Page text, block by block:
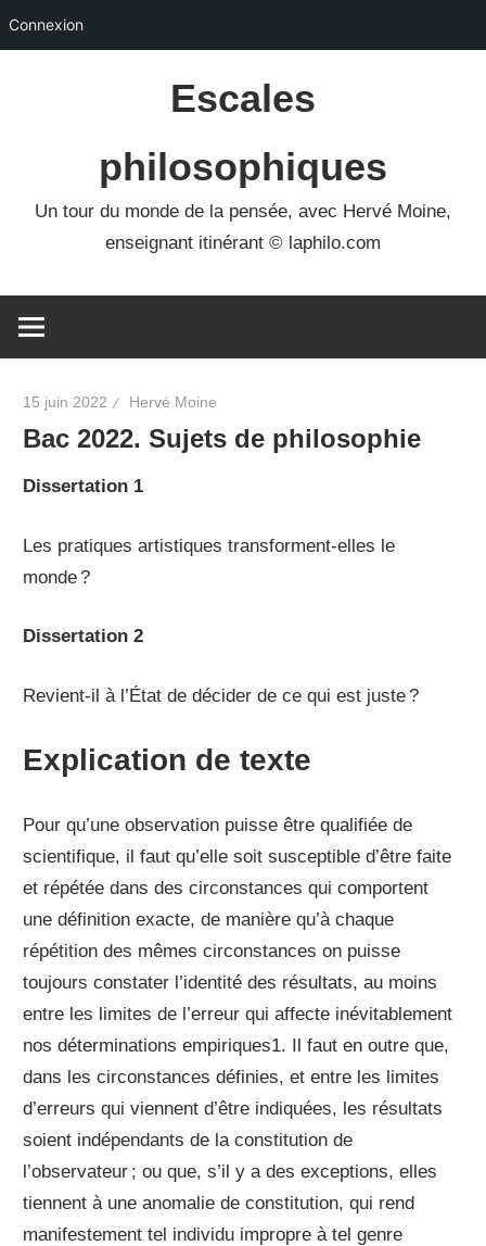
Connexion
Escales
philosophiques
Un tour du monde de la pensée, avec Hervé Moine,
enseignant itinérant © laphilo.com
15 juin 2022 Hervé Moine
Bac 2022. Sujets de philosophie
Dissertation 1
Les pratiques artistiques transforment-elles le
monde ?
Dissertation 2
Revient-il à l’État de décider de ce qui est juste ?
Explication de texte
Pour qu’une observation puisse être qualifiée de
scientifique, il faut qu’elle soit susceptible d’être faite
et répétée dans des circonstances qui comportent
une définition exacte, de manière qu’à chaque
répétition des mêmes circonstances on puisse
toujours constater l’identité des résultats, au moins
entre les limites de l’erreur qui affecte inévitablement
nos déterminations empiriques1. Il faut en outre que,
dans les circonstances définies, et entre les limites
d’erreurs qui viennent d’être indiquées, les résultats
soient indépendants de la constitution de
l’observateur ; ou que, s’il y a des exceptions, elles
tiennent à une anomalie de constitution, qui rend
manifestement tel individu impropre à tel genre